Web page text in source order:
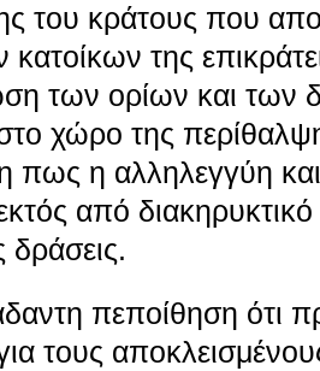
του κράτους που
της
των ορίων και των
χώρο της
πως η αλληλεγγύη
από διακηρυκτικό
δράσεις.
πεποίθηση ότι
τους